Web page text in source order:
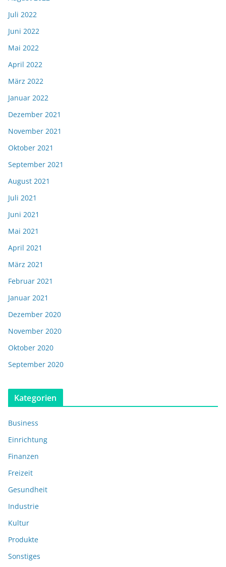
Juli 2022
Juni 2022
Mai 2022
April 2022
März 2022
Januar 2022
Dezember 2021
November 2021
Oktober 2021
September 2021
August 2021
Juli 2021
Juni 2021
Mai 2021
April 2021
März 2021
Februar 2021
Januar 2021
Dezember 2020
November 2020
Oktober 2020
September 2020
Kategorien
Business
Einrichtung
Finanzen
Freizeit
Gesundheit
Industrie
Kultur
Produkte
Sonstiges